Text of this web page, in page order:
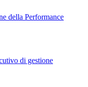
della Performance
di gestione